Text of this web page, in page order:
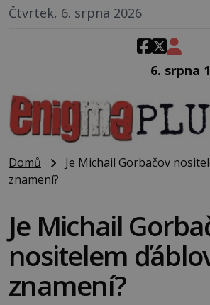
Čtvrtek, 6. srpna 2026
: Americký vrchní
Domů
Je Michail Gorbačov
znamení?
Je Michail
nositelem
znamení?